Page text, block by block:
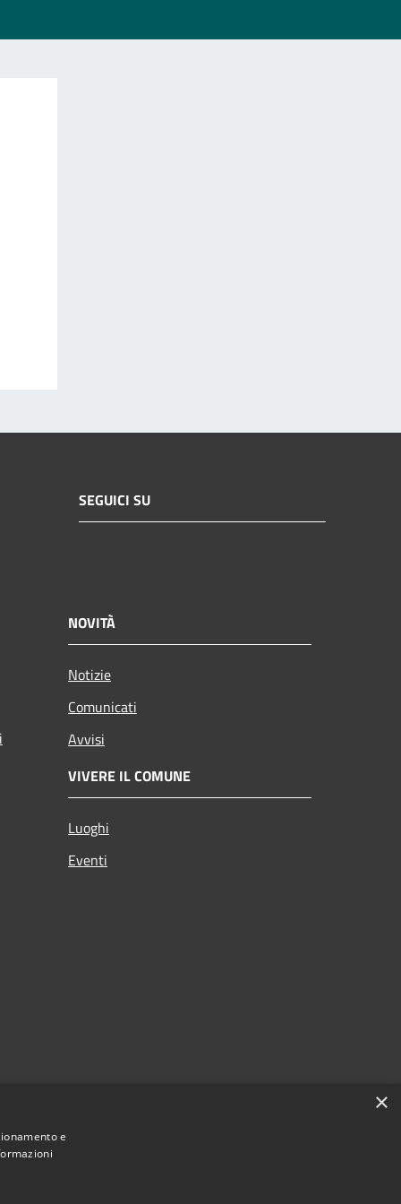
SEGUICI SU
NOVITÀ
Notizie
Comunicati
Avvisi
VIVERE IL COMUNE
Luoghi
Eventi
×
e